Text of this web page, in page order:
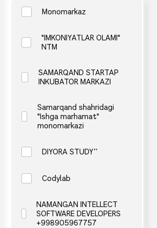
Monomarkaz
"IMKONIYATLAR OLAMI"
NTM
SAMARQAND STARTAP
INKUBATOR MARKAZI
Samarqand shahridagi
"Ishga marhamat"
monomarkazi
DIYORA STUDY”
Codylab
NAMANGAN INTELLECT
SOFTWARE DEVELOPERS
+998905967757